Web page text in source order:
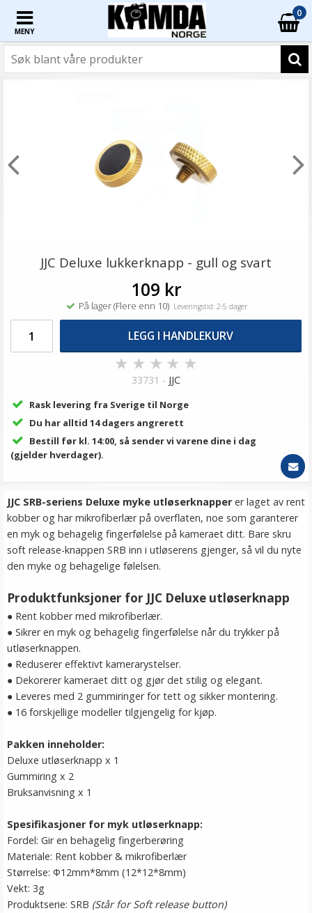
MENY
0
JJC Deluxe lukkerknapp - gull og svart
109 kr
På lager (Flere enn 10)Leveringstid: 2-5 dager
LEGG I HANDLEKURV
★ ★ ★ ★ ★
33731 - JJC
Rask levering fra Sverige til Norge
Du har alltid 14 dagers angrerett
Bestill før kl. 14:00, så sender vi varene dine i dag
(gjelder hverdager).
JJC SRB-seriens Deluxe myke utløserknapper er laget av rent
kobber og har mikrofiberlær på overflaten, noe som garanterer
en myk og behagelig fingerfølelse på kameraet ditt. Bare skru
soft release-knappen SRB inn i utløserens gjenger, så vil du nyte
den myke og behagelige følelsen.
Produktfunksjoner for JJC Deluxe utløserknapp
● Rent kobber med mikrofiberlær.
● Sikrer en myk og behagelig fingerfølelse når du trykker på
utløserknappen.
● Reduserer effektivt kamerarystelser.
● Dekorerer kameraet ditt og gjør det stilig og elegant.
● Leveres med 2 gummiringer for tett og sikker montering.
● 16 forskjellige modeller tilgjengelig for kjøp.
Pakken inneholder:
Deluxe utløserknapp x 1
Gummiring x 2
Bruksanvisning x 1
Spesifikasjoner for myk utløserknapp:
Fordel: Gir en behagelig fingerberøring
Materiale: Rent kobber & mikrofiberlær
Størrelse: Ф12mm*8mm (12*12*8mm)
Vekt: 3g
Produktserie: SRB (Står for Soft release button)